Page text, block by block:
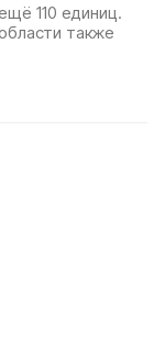
110 единиц.
также